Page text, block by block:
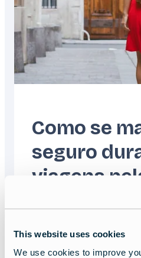
This website uses cookies
We use cookies to improve
Como se
seguro
viagens
image